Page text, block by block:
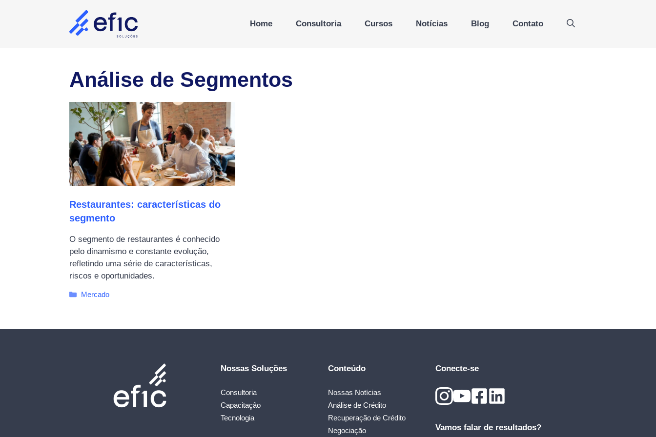
Home Consultoria Cursos Notícias Blog Contato
Análise de Segmentos
Restaurantes: características do
segmento
O segmento de restaurantes é conhecido
pelo dinamismo e constante evolução,
refletindo uma série de características,
riscos e oportunidades.
Categorias
Mercado
Nossas Soluções
Consultoria
Capacitação
Tecnologia
Conteúdo
Nossas Notícias
Análise de Crédito
Recuperação de Crédito
Negociação
Conecte-se
Vamos falar de resultados?